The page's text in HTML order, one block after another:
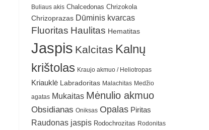
Buliaus akis Chalcedonas Chrizokola
Chrizoprazas Dūminis kvarcas
Fluoritas Haulitas Hematitas
Jaspis Kalcitas Kalnų
krištolas Kraujo akmuo / Heliotropas
Kriauklė Labradoritas Malachitas Medžio
agatas Mukaitas Mėnulio akmuo
Obsidianas Oniksas Opalas Piritas
Raudonas jaspis Rodochrozitas Rodonitas